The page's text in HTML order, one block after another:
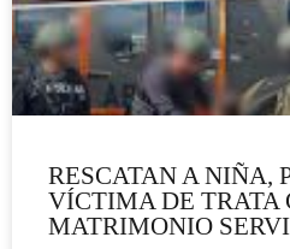
RESCATAN A NIÑA,
VÍCTIMA DE TRATA
MATRIMONIO